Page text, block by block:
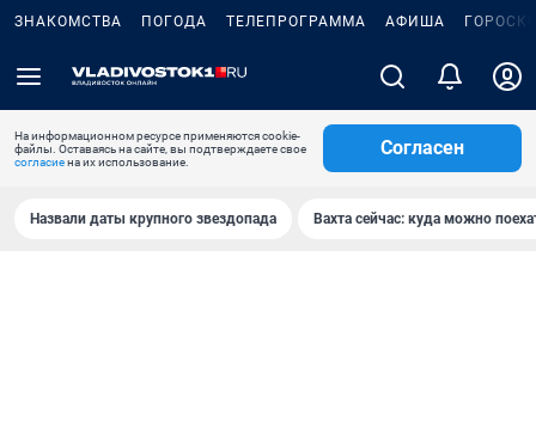
ЗНАКОМСТВА ПОГОДА ТЕЛЕПРОГРАММА АФИША
На информационном ресурсе применяются cookie-
файлы. Оставаясь на сайте, вы подтверждаете свое
согласиена их использование.
Согласен
Назвали даты крупного звездопада Вахта сейчас: куда можно